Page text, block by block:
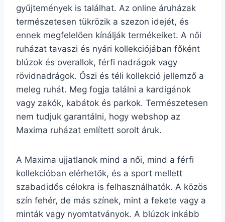
gyűjtemények is találhat. Az online áruházak
természetesen tükrözik a szezon idejét, és
ennek megfelelően kínálják termékeiket. A női
ruházat tavaszi és nyári kollekciójában főként
blúzok és overallok, férfi nadrágok vagy
rövidnadrágok. Őszi és téli kollekció jellemző a
meleg ruhát. Meg fogja találni a kardigánok
vagy zakók, kabátok és parkok. Természetesen
nem tudjuk garantálni, hogy webshop az
Maxima ruházat említett sorolt áruk.
A Maxima ujjatlanok mind a női, mind a férfi
kollekcióban elérhetők, és a sport mellett
szabadidős célokra is felhasználhatók. A közös
szín fehér, de más színek, mint a fekete vagy a
minták vagy nyomtatványok. A blúzok inkább